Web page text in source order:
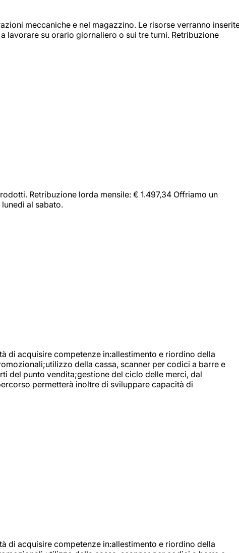
meccaniche e nel magazzino. Le risorse verranno
lavorare su orario giornaliero o sui tre turni. Retribuzione
Retribuzione lorda mensile: € 1.497,34 Offriamo un
al sabato.
di acquisire competenze in:allestimento e riordino della
della cassa, scanner per codici a barre e
del punto vendita;gestione del ciclo delle merci, dal
permetterà inoltre di sviluppare capacità di
di acquisire competenze in:allestimento e riordino della